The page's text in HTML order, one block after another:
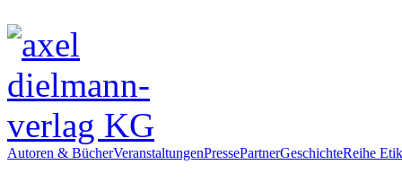
Autoren & BücherVeranstaltungenPressePartnerGeschichteReihe